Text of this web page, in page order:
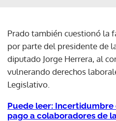
Prado también cuestionó la
por parte del presidente de
diputado Jorge Herrera, al
vulnerando derechos
Legislativo.
Puede leer: Incertidumbre
pago a colaboradores de